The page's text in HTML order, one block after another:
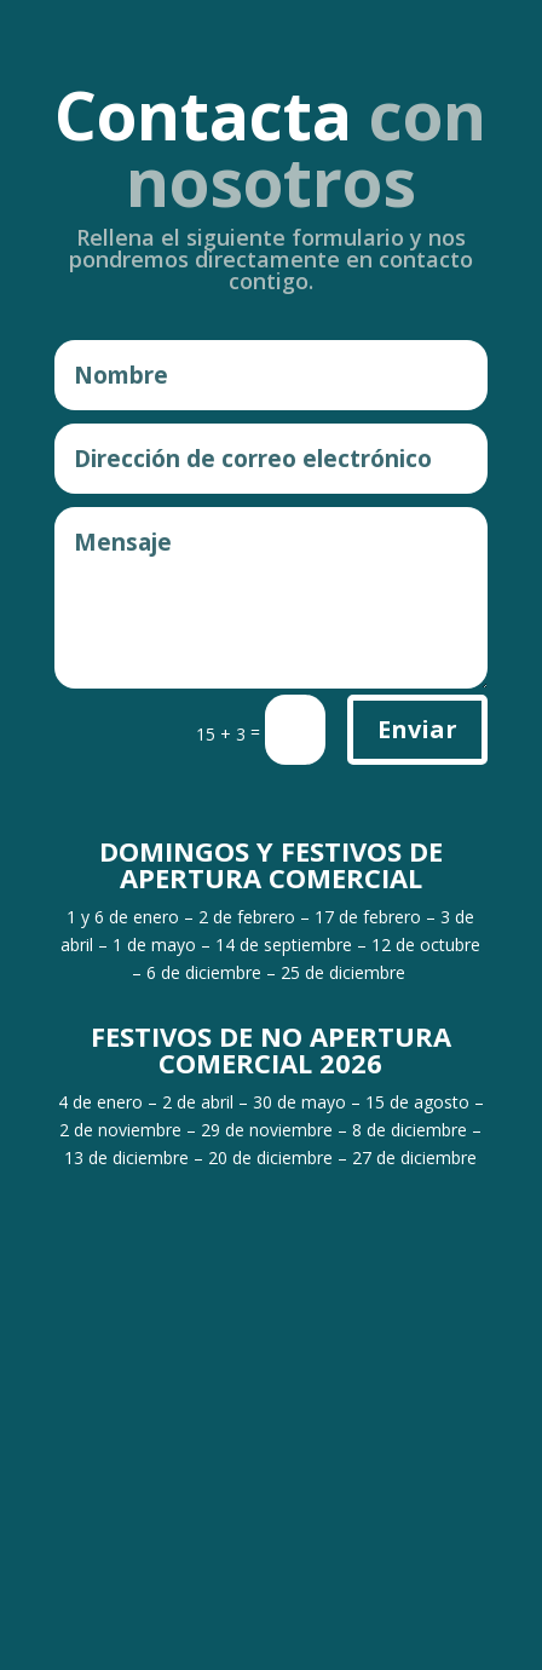
Contacta con
nosotros
Rellena el siguiente formulario y nos
pondremos directamente en contacto
contigo.
15 + 3 = Enviar
DOMINGOS Y FESTIVOS DE
APERTURA COMERCIAL
1 y 6 de enero – 2 de febrero – 17 de febrero – 3 de
abril – 1 de mayo – 14 de septiembre – 12 de octubre
– 6 de diciembre – 25 de diciembre
FESTIVOS DE NO APERTURA
COMERCIAL 2026
4 de enero – 2 de abril – 30 de mayo – 15 de agosto –
2 de noviembre – 29 de noviembre – 8 de diciembre –
13 de diciembre – 20 de diciembre – 27 de diciembre